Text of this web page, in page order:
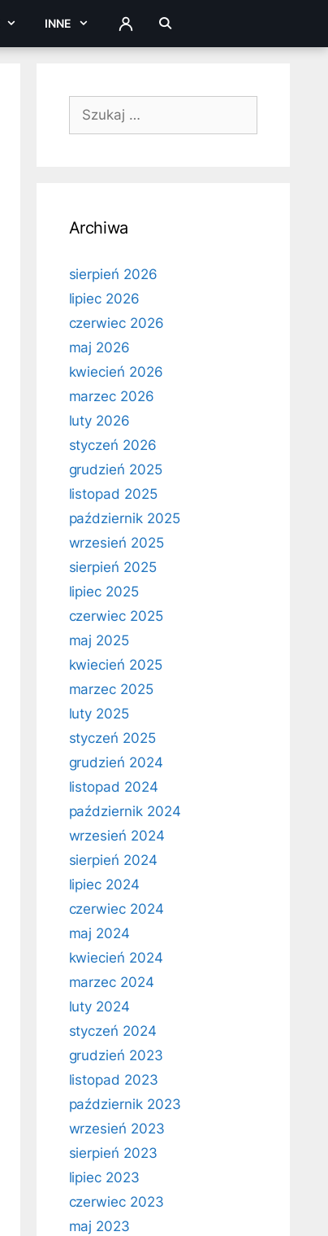
INNE ZALOGUJ
Szukaj:
Archiwa
sierpień 2026
lipiec 2026
czerwiec 2026
maj 2026
kwiecień 2026
marzec 2026
luty 2026
styczeń 2026
grudzień 2025
listopad 2025
październik 2025
wrzesień 2025
sierpień 2025
lipiec 2025
czerwiec 2025
maj 2025
kwiecień 2025
marzec 2025
luty 2025
styczeń 2025
grudzień 2024
listopad 2024
październik 2024
wrzesień 2024
sierpień 2024
lipiec 2024
czerwiec 2024
maj 2024
kwiecień 2024
marzec 2024
luty 2024
styczeń 2024
grudzień 2023
listopad 2023
październik 2023
wrzesień 2023
sierpień 2023
lipiec 2023
czerwiec 2023
maj 2023